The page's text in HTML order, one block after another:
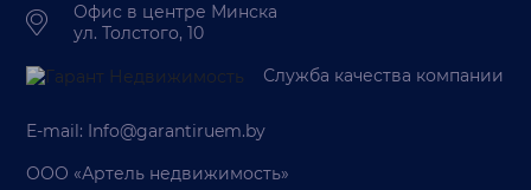
Офис в центре Минска
ул. Толстого, 10
Служба качества компании
E-mail: Info@garantiruem.by
ООО «Артель недвижимость»